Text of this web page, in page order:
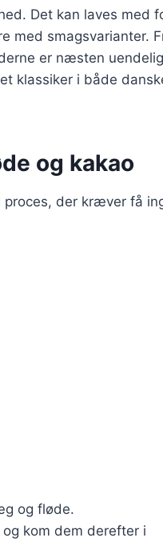
Det kan laves med
med smagsvarianter.
er næsten
klassiker i både
og kakao
der kræver få
og fløde.
kom dem derefter i